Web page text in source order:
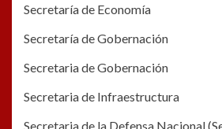
Secretaría de Economía
Secretaría de Gobernación
Secretaria de Gobernación
Secretaria de Infraestructura
Secretaria de la Defensa Nacional